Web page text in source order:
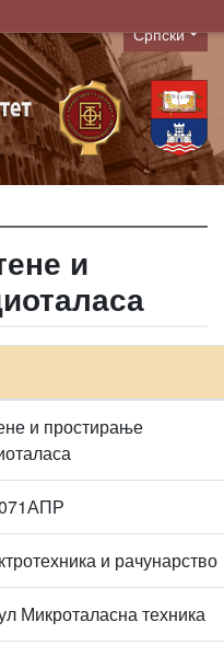
Language
Српски
и
и простирање
и рачунарство
Микроталасна техника